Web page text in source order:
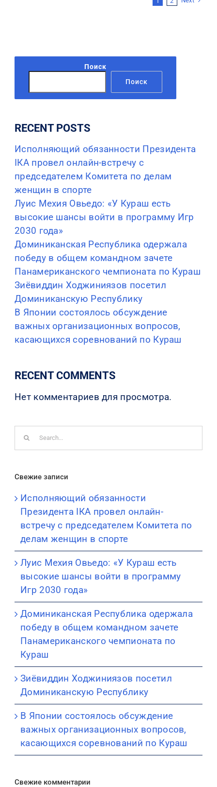
Поиск
Поиск
RECENT POSTS
Исполняющий обязанности Президента
IКА провел онлайн-встречу с
председателем Комитета по делам
женщин в спорте
Луис Мехия Овьедо: «У Кураш есть
высокие шансы войти в программу Игр
2030 года»
Доминиканская Республика одержала
победу в общем командном зачете
Панамериканского чемпионата по Кураш
Зиёвиддин Ходжиниязов посетил
Доминиканскую Республику
В Японии состоялось обсуждение
важных организационных вопросов,
касающихся соревнований по Кураш
RECENT COMMENTS
Нет комментариев для просмотра.
Свежие записи
Исполняющий обязанности
Президента IКА провел онлайн-
встречу с председателем Комитета по
делам женщин в спорте
Луис Мехия Овьедо: «У Кураш есть
высокие шансы войти в программу
Игр 2030 года»
Доминиканская Республика одержала
победу в общем командном зачете
Панамериканского чемпионата по
Кураш
Зиёвиддин Ходжиниязов посетил
Доминиканскую Республику
В Японии состоялось обсуждение
важных организационных вопросов,
касающихся соревнований по Кураш
Свежие комментарии